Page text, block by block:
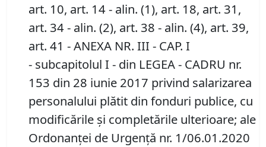
art. 10, art. 14 - alin. (1), art. 18, art. 31,
art. 34 - alin. (2), art. 38 - alin. (4), art. 39,
art. 41 - ANEXA NR. III - CAP. I
- subcapitolul I - din LEGEA - CADRU nr.
153 din 28 iunie 2017 privind salarizarea
personalului plătit din fonduri publice, cu
modificările și completările ulterioare; ale
Ordonanţei de Urgenţă nr. 1/06.01.2020